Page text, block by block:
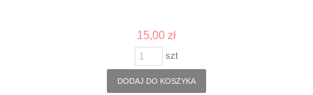
15,00 zł
szt
DODAJ DO KOSZYKA